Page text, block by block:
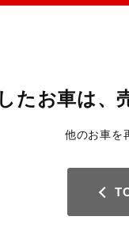
たお車は、
他のお車を